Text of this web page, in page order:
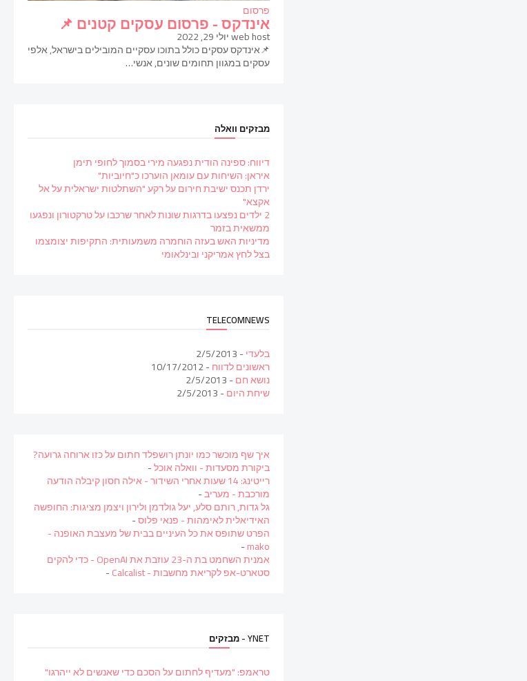
פרסום
אינדקס - פרסום עסקים קטנים 📌
web hostיולי 29, 2022
📌אינדקס עסקים כולל בתוכו עסקיים המובילים בישראל, אלפי
עסקים במגוון תחומים שונים, אנשי…
מבזקים וואלה
דיווח: ספינה הודית נפגעה מירי בסמוך לחופי תימן
איראן: השיחות עם עומאן הוערכו כ"חיוביות"
ירדן תכנס ישיבת חירום על רקע "השתלטות ישראלית על אל
אקצא"
2 ילדים נפצעו בדרגות שונות לאחר שרכבו על טרקטורון ונפגעו
ממשאית בזמר
מדיניות האש בעזה הוחמרה משמעותית: התקיפות יצומצמו
בצל לחץ אמריקני ובינלאומי
TELECOMNEWS
בלעדי- 2/5/2013
ראשונים לדווח- 10/17/2012
נושא חם- 2/5/2013
שיחת היום- 2/5/2013
איך שף מוכשר כמו יונתן רושפלד חתום על כזו ארוחה גרועה?
ביקורת מסעדות - וואלה אוכל-
רייטינג: 14 שעות אחרי השידור - אילה חסון קיבלה הודעה
מורכבת - מעריב-
גל גדות, רותם סלע, יעל גולדמן ולירון ויצמן מציגות: החופשה
האידיאלית לאימהות - פנאי פלוס-
הפרט שתופס את כל העיניים בבית של מעצבת האופנה -
mako
-
אמנית השחמט בת ה-23 עוזבת את OpenAI - כדי להקים
סטארט-אפ לקריאת מחשבות - Calcalist -
YNET - מבזקים
טראמפ: "מעדיף לחתום על הסכם כדי שאנשים לא ייהרגו"